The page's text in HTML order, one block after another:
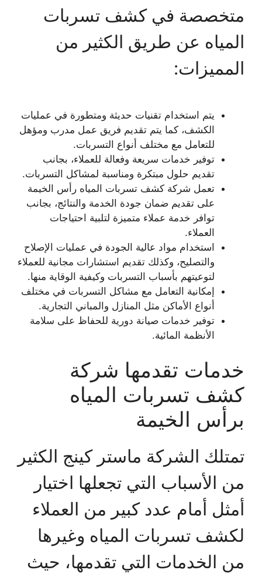
متخصصة في كشف تسربات
المياه عن طريق الكثير من
المميزات:
يتم استخدام تقنيات حديثة ومتطورة في عمليات
الكشف، كما يتم تقديم فريق عمل مدرب ومؤهل
للتعامل مع مختلف أنواع التسربات.
توفير خدمات سريعة وفعالة للعملاء، بجانب
تقديم حلول مبتكرة ومناسبة لمشاكل التسربات.
تعمل شركة كشف تسربات المياه رأس الخيمة
على تقديم ضمان جودة الخدمة والنتائج، بجانب
توافر خدمة عملاء متميزة لتلبية احتياجات
العملاء.
استخدام مواد عالية الجودة في عمليات الإصلاح
والتصليح، وكذلك تقديم استشارات مجانية للعملاء
لتوعيتهم بأسباب التسربات وكيفية الوقاية منها.
إمكانية التعامل مع مشاكل التسربات في مختلف
أنواع الأماكن مثل المنازل والمباني التجارية.
توفير خدمات صيانة دورية للحفاظ على سلامة
الأنظمة المائية.
خدمات تقدمها شركة
كشف تسربات المياه
برأس الخيمة
تمتلك الشركة ماستر كينج الكثير
من الأسباب التي تجعلها اختيار
أمثل أمام عدد كبير من العملاء
لكشف تسربات المياه وغيرها
من الخدمات التي تقدمها، حيث